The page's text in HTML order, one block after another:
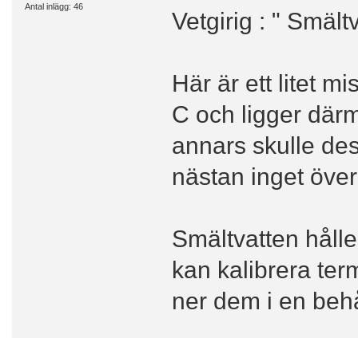
Antal inlägg: 46
Vetgirig : "
Här är ett litet
C och ligger
annars skulle
nästan inget
Smältvatten
kan kalibrera
ner dem i en